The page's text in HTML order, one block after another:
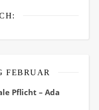
FEBRUAR
Pflicht – Ada